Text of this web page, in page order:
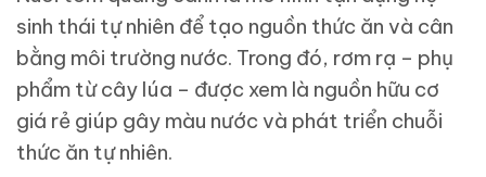
sinh thái tự nhiên để tạo nguồn thức ăn và cân
bằng môi trường nước. Trong đó, rơm rạ – phụ
phẩm từ cây lúa – được xem là nguồn hữu cơ
giá rẻ giúp gây màu nước và phát triển chuỗi
thức ăn tự nhiên.